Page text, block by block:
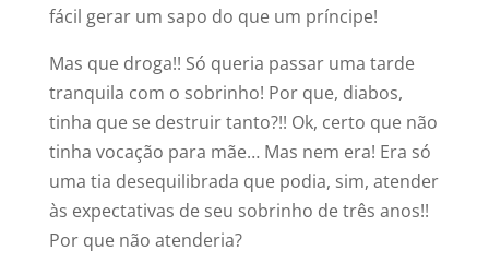
fácil gerar um sapo do que um príncipe!
Mas que droga!! Só queria passar uma tarde
tranquila com o sobrinho! Por que, diabos,
tinha que se destruir tanto?!! Ok, certo que não
tinha vocação para mãe… Mas nem era! Era só
uma tia desequilibrada que podia, sim, atender
às expectativas de seu sobrinho de três anos!!
Por que não atenderia?